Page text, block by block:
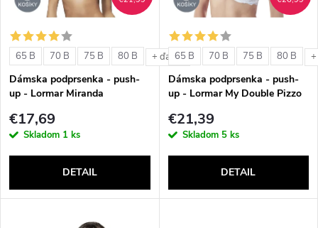
i
e
p
r
d
i
s
p
r
o
d
65 B 70 B 75 B 80 B + ďalšie
Dámska podprsenka - push-
up - Lormar Miranda
€17,69
Skladom 1 ks
DETAIL
65 B 70 B 75 B 80 B
Dámska podprsenka - push-
up - Lormar My Double Pizzo
€21,39
Skladom 5 ks
DETAIL